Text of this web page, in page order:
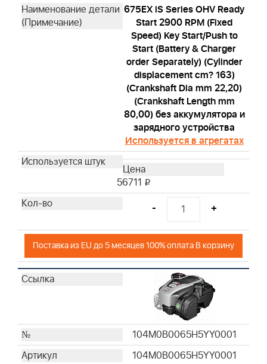
675EX iS Series OHV Ready
Start 2900 RPM (Fixed
Speed) Key Start/Push to
Start (Battery & Charger
order Separately) (Cylinder
displacement cm? 163)
(Crankshaft Dia mm 22,20)
(Crankshaft Length mm
80,00) без аккумулятора и
зарядного устройства
Используется в агрегатах
56711 i
- +
Поставка из EU до 5 месяцев 100% оплата В корзину
104M0B0065H5YY0001
104M0B0065H5YY0001